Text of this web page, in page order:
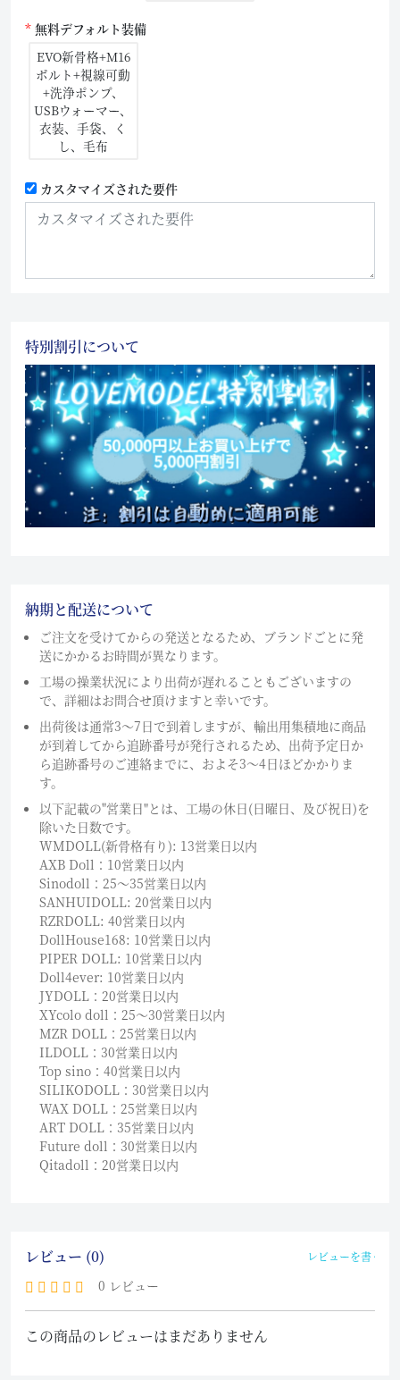
無料デフォルト装備
EVO新骨格+M16
ボルト+視線可動
+洗浄ポンプ、
USBウォーマー、
衣装、手袋、く
し、毛布
カスタマイズされた要件
特別割引について
納期と配送について
ご注文を受けてからの発送となるため、ブランドごとに発
送にかかるお時間が異なります。
工場の操業状況により出荷が遅れることもございますの
で、詳細はお問合せ頂けますと幸いです。
出荷後は通常3～7日で到着しますが、輸出用集積地に商品
が到着してから追跡番号が発行されるため、出荷予定日か
ら追跡番号のご連絡までに、およそ3〜4日ほどかかりま
す。
以下記載の"営業日"とは、工場の休日(日曜日、及び祝日)を
除いた日数です。
WMDOLL(新骨格有り): 13営業日以内
AXB Doll：10営業日以内
Sinodoll：25〜35営業日以内
SANHUIDOLL: 20営業日以内
RZRDOLL: 40営業日以内
DollHouse168: 10営業日以内
PIPER DOLL: 10営業日以内
Doll4ever: 10営業日以内
JYDOLL：20営業日以内
XYcolo doll：25〜30営業日以内
MZR DOLL：25営業日以内
ILDOLL：30営業日以内
Top sino：40営業日以内
SILIKODOLL：30営業日以内
WAX DOLL：25営業日以内
ART DOLL：35営業日以内
Future doll：30営業日以内
Qitadoll：20営業日以内
レビュー (0) レビューを書く
0 レビュー
この商品のレビューはまだありません